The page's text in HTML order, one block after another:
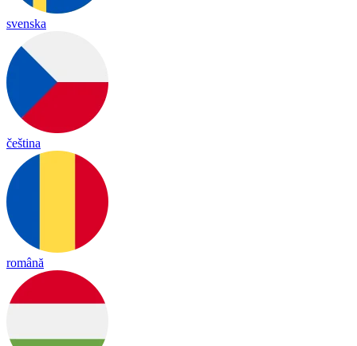
svenska
čeština
română